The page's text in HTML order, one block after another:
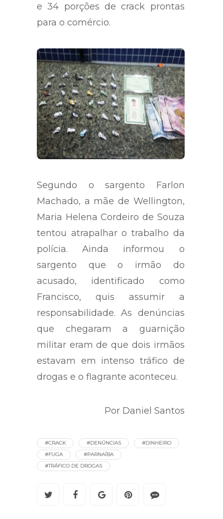
e 34 porções de crack prontas
para o comércio.
Segundo o sargento Farlon
Machado, a mãe de Wellington,
Maria Helena Cordeiro de Souza
tentou atrapalhar o trabalho da
polícia. Ainda informou o
sargento que o irmão do
acusado, identificado como
Francisco, quis assumir a
responsabilidade. As denúncias
que chegaram a guarnição
militar eram de que dois irmãos
estavam em intenso tráfico de
drogas e o flagrante aconteceu.
Por Daniel Santos
#CRACK #DENÚNCIAS
#DINHEIRO
#FUGA
#PARNAÍBA
#TRÁFICO DE DROGAS